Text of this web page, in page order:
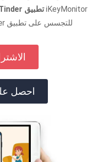
iKeyMonitorتطبيق Tinder الجاسوس يمكنك تنزيله مجانًا
للتجسس على تطبيق Tinder لأطفالك وموظفيك.
احصل